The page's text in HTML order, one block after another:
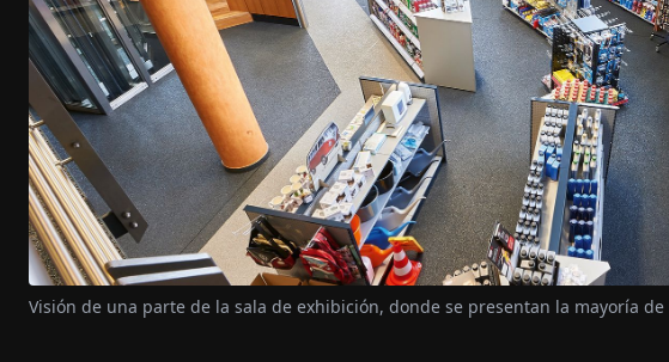
Visión de una parte de la sala de exhibición, donde se presentan la mayoría